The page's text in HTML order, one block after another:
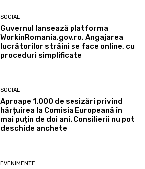
SOCIAL
Guvernul lansează platforma
WorkinRomania.gov.ro. Angajarea
lucrătorilor străini se face online, cu
proceduri simplificate
SOCIAL
Aproape 1.000 de sesizări privind
hărțuirea la Comisia Europeană în
mai puțin de doi ani. Consilierii nu pot
deschide anchete
EVENIMENTE